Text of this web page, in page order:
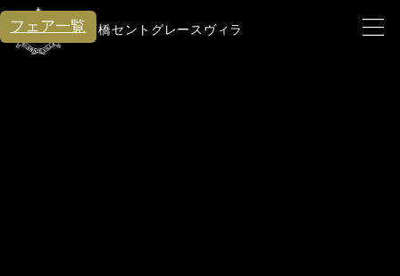
フェア一覧心斎橋セントグレースヴィラ